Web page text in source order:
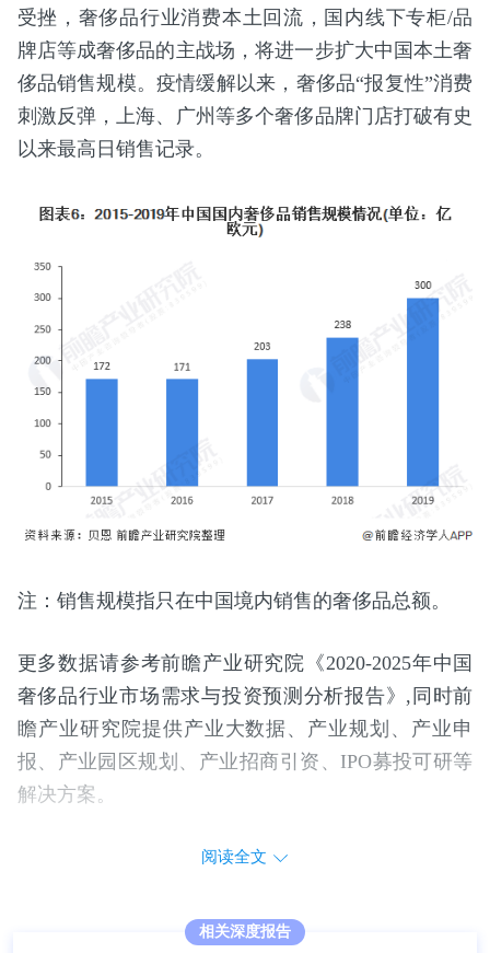
受挫，奢侈品行业消费本土回流，国内线下专柜/品
牌店等成奢侈品的主战场，将进一步扩大中国本土奢
侈品销售规模。疫情缓解以来，奢侈品“报复性”消费
刺激反弹，上海、广州等多个奢侈品牌门店打破有史
以来最高日销售记录。
注：销售规模指只在中国境内销售的奢侈品总额。
更多数据请参考前瞻产业研究院《2020-2025年中国
奢侈品行业市场需求与投资预测分析报告》,同时前
瞻产业研究院提供产业大数据、产业规划、产业申
报、产业园区规划、产业招商引资、IPO募投可研等
解决方案。
阅读全文
相关深度报告